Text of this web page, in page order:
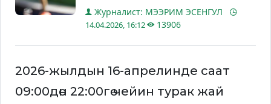
Журналист: МЭЭРИМ ЭСЕНГУЛ
14.04.2026, 16:12 13906
2026-жылдын 16-апрелинде саат
09:00дөн 22:00гө чейин турак жай